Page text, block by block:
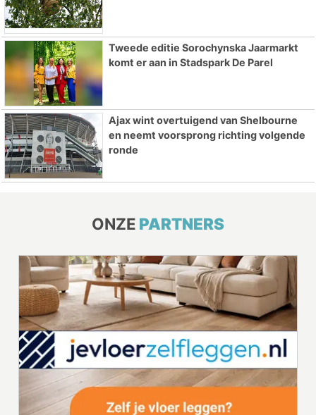
Tweede editie Sorochynska Jaarmarkt
komt er aan in Stadspark De Parel
Ajax wint overtuigend van Shelbourne
en neemt voorsprong richting volgende
ronde
ONZE PARTNERS